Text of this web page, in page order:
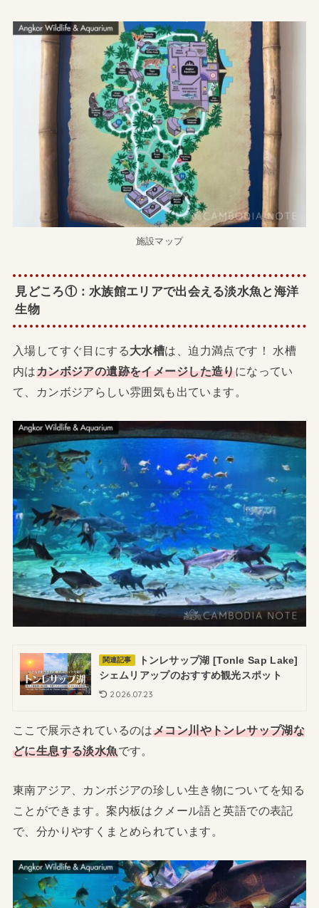
施設マップ
見どころ①：水族館エリアで出会える淡水魚と海洋
生物
入場してすぐ目にする大水槽は、迫力満点です！ 水槽
内はカンボジアの遺跡をイメージした造りになってい
て、カンボジアらしい雰囲気も出ています。
関連記事
トンレサップ湖 [Tonle Sap Lake]
シェムリアップのおすすめ観光スポット
2026.07.23
ここで展示されているのはメコン川やトンレサップ湖な
どに生息する淡水魚です。
東南アジア、カンボジアの珍しい生き物についてを知る
ことができます。案内板はクメール語と英語での表記
で、分かりやすくまとめられています。